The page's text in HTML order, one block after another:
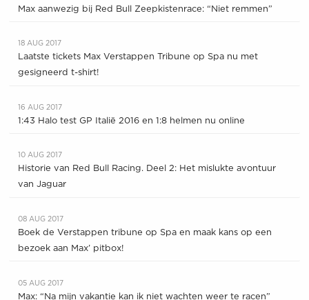
Max aanwezig bij Red Bull Zeepkistenrace: “Niet remmen”
18 AUG 2017
Laatste tickets Max Verstappen Tribune op Spa nu met
gesigneerd t-shirt!
16 AUG 2017
1:43 Halo test GP Italië 2016 en 1:8 helmen nu online
10 AUG 2017
Historie van Red Bull Racing. Deel 2: Het mislukte avontuur
van Jaguar
08 AUG 2017
Boek de Verstappen tribune op Spa en maak kans op een
bezoek aan Max’ pitbox!
05 AUG 2017
Max: “Na mijn vakantie kan ik niet wachten weer te racen”